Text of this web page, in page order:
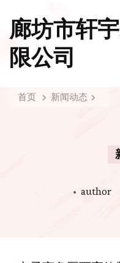
廊坊市轩
限公司
首页 新闻动态
author